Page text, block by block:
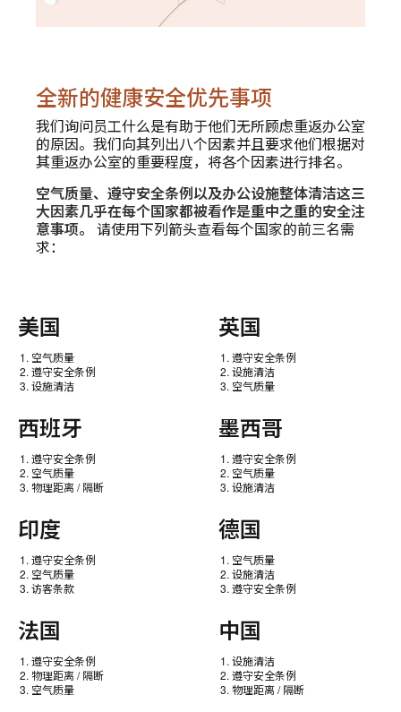
全新的健康安全优先事项
我们询问员工什么是有助于他们无所顾虑重返办公室
的原因。我们向其列出八个因素并且要求他们根据对
其重返办公室的重要程度，将各个因素进行排名。
空气质量、遵守安全条例以及办公设施整体清洁这三
大因素几乎在每个国家都被看作是重中之重的安全注
意事项。 请使用下列箭头查看每个国家的前三名需
求：
美国
空气质量
遵守安全条例
设施清洁
英国
遵守安全条例
设施清洁
空气质量
西班牙
遵守安全条例
空气质量
物理距离 / 隔断
墨西哥
遵守安全条例
空气质量
设施清洁
印度
遵守安全条例
空气质量
访客条款
德国
空气质量
设施清洁
遵守安全条例
法国
遵守安全条例
物理距离 / 隔断
空气质量
中国
设施清洁
遵守安全条例
物理距离 / 隔断